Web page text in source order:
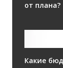
от плана?
Какие